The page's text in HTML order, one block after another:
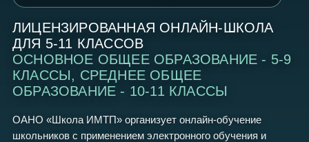
ЛИЦЕНЗИРОВАННАЯ ОНЛАЙН-ШКОЛА
ДЛЯ 5-11 КЛАССОВ
ОСНОВНОЕ ОБЩЕЕ ОБРАЗОВАНИЕ - 5-9
КЛАССЫ, СРЕДНЕЕ ОБЩЕЕ
ОБРАЗОВАНИЕ - 10-11 КЛАССЫ
ОАНО «Школа ИМТП» организует онлайн-обучение
школьников с применением электронного обучения и